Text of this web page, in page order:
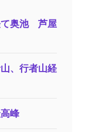
て奥池 芦屋
、行者山経
峰